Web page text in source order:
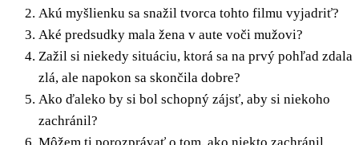
Akú myšlienku sa snažil tvorca tohto filmu vyjadriť?
Aké predsudky mala žena v aute voči mužovi?
Zažil si niekedy situáciu, ktorá sa na prvý pohľad zdala
zlá, ale napokon sa skončila dobre?
Ako ďaleko by si bol schopný zájsť, aby si niekoho
zachránil?